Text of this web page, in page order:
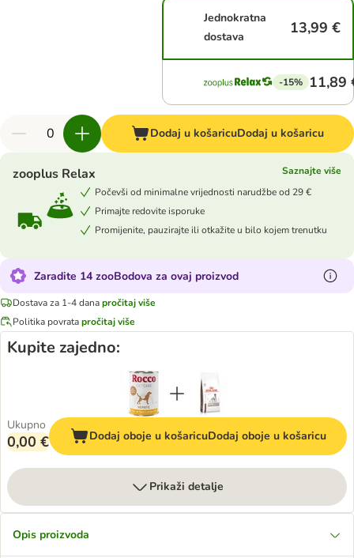
Jednokratna
dostava
13,99 €
-15% 11,89
Dodaj u košaricuDodaj u košaricu
zooplus Relax
Saznajte više
Počevši od minimalne vrijednosti narudžbe od 29 €
Primajte redovite isporuke
Promijenite, pauzirajte ili otkažite u bilo kojem trenutku
Zaradite 14 zooBodova za ovaj proizvod
Dostava za 1-4 danapročitaj više
Politika povratapročitaj više
Kupite zajedno:
Ukupno
0,00 € Dodaj oboje u košaricuDodaj oboje u košaricu
Prikaži detalje
Opis proizvoda